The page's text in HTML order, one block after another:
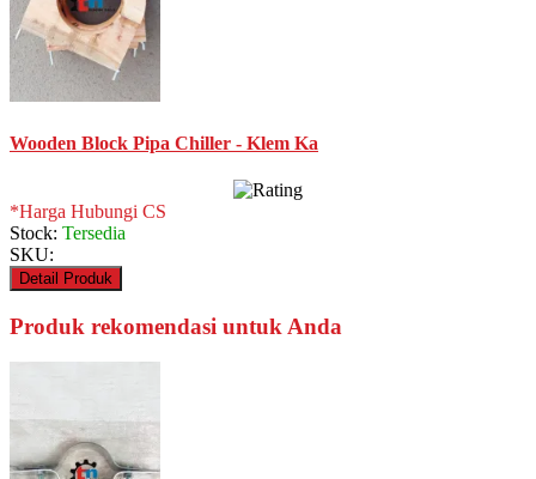
Wooden Block Pipa Chiller - Klem Ka
*Harga Hubungi CS
Stock: Tersedia
SKU:
Detail Produk
Produk rekomendasi untuk Anda